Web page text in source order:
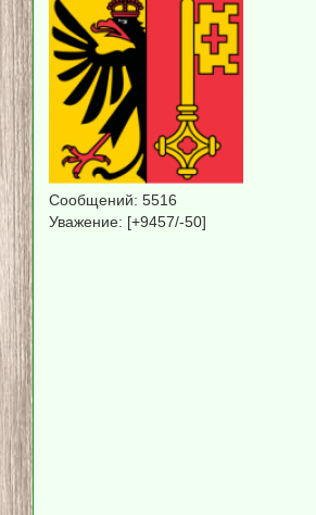
Сообщений: 5516
Уважение: [+9457/-50]